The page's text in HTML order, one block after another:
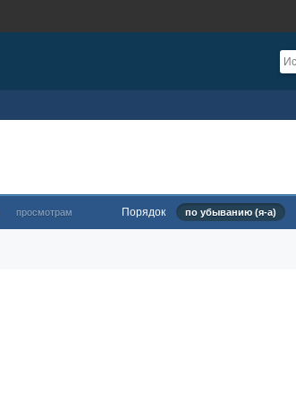
просмотрам Порядок по убыванию (я-а)